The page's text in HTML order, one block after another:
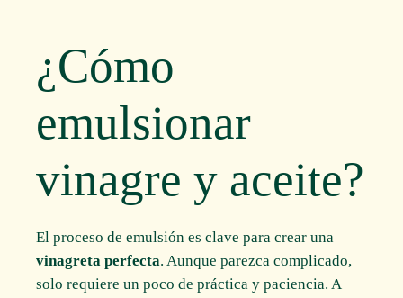
¿Cómo
emulsionar
vinagre y aceite?
El proceso de emulsión es clave para crear una
vinagreta perfecta. Aunque parezca complicado,
solo requiere un poco de práctica y paciencia. A